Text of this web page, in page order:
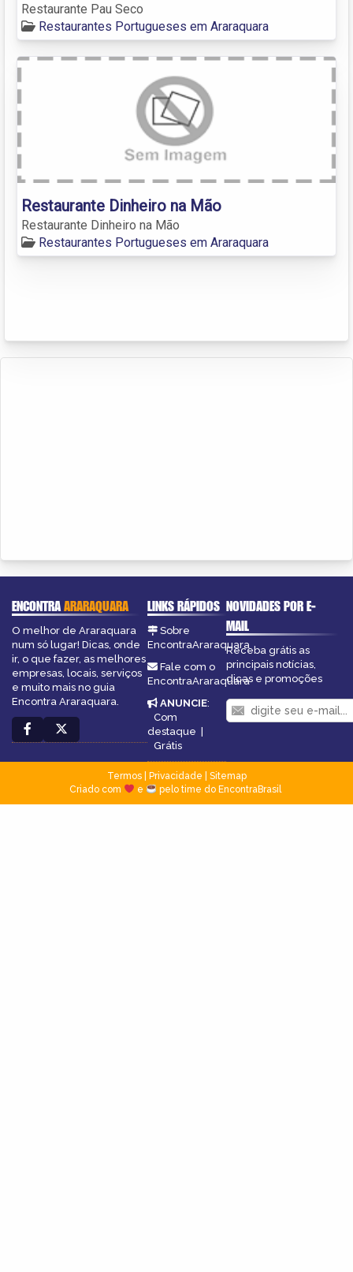
Restaurante Pau Seco
Restaurantes Portugueses em Araraquara
Restaurante Dinheiro na Mão
Restaurante Dinheiro na Mão
Restaurantes Portugueses em Araraquara
ENCONTRAARARAQUARA
O melhor de Araraquara
num só lugar! Dicas, onde
ir, o que fazer, as melhores
empresas, locais, serviços
e muito mais no guia
Encontra Araraquara.
LINKS RÁPIDOS
Sobre
EncontraAraraquara
Fale com o
EncontraAraraquara
ANUNCIE:
Com
destaque |
Grátis
NOVIDADES POR E-
MAIL
Receba grátis as
principais notícias,
dicas e promoções
Termos| Privacidade
Sitemap
Criado com
e pelo time do EncontraBrasil